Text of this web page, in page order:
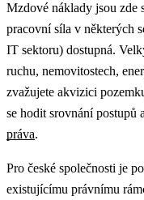
Mzdové náklady jsou zde
pracovní síla v některých
IT sektoru) dostupná.
ruchu, nemovitostech,
zvažujete akvizici
se hodit srovnání postupů
práva.
Pro české společnosti je
existujícímu právnímu